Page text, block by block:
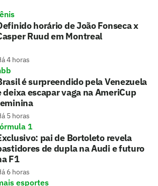
horário de João Fonseca x
Ruud em Montreal
4 horas
é surpreendido pela Venezuela
deixa escapar vaga na AmeriCup
5 horas
1
pai de Bortoleto revela
de dupla na Audi e futuro
F1
6 horas
esportes